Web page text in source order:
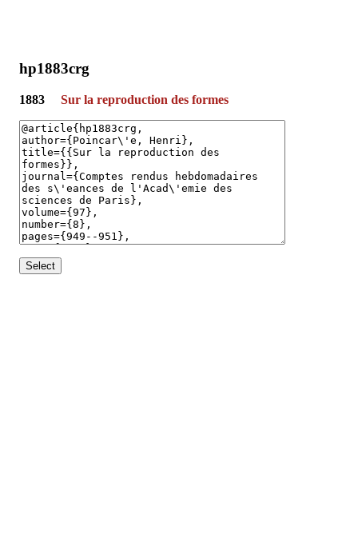
hp1883crg
1883 Sur la reproduction des formes
Select